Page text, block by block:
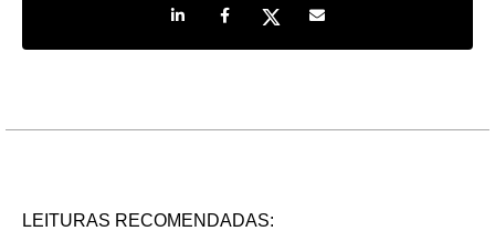
Share on LinkedIn
Share on Facebook
Share on TwitterShare by e-mail
LEITURAS RECOMENDADAS: